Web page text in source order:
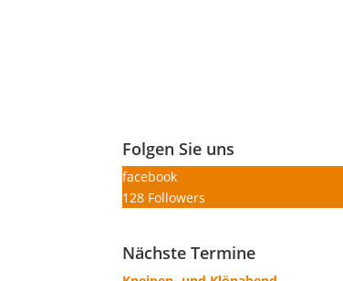
Folgen Sie uns
facebook
128 Followers
Nächste Termine